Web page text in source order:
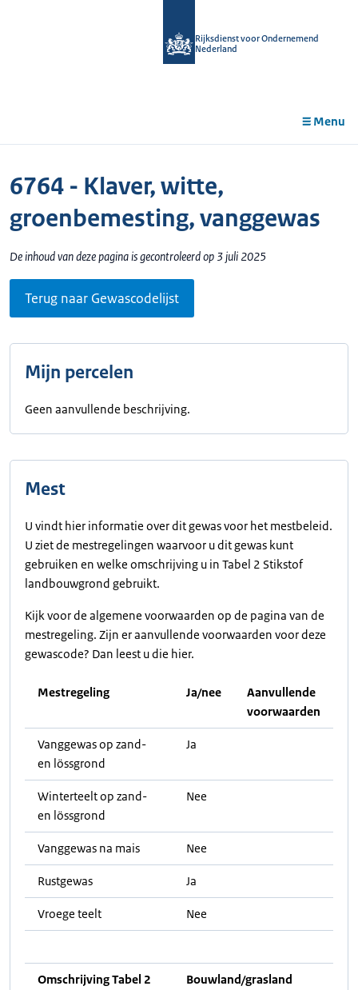
Rijksdienst voor Ondernemend
Nederland
Menu
6764 - Klaver, witte,
groenbemesting, vanggewas
De inhoud van deze pagina is gecontroleerd op 3 juli 2025
Terug naar Gewascodelijst
Mijn percelen
Geen aanvullende beschrijving.
Mest
U vindt hier informatie over dit gewas voor het mestbeleid.
U ziet de mestregelingen waarvoor u dit gewas kunt
gebruiken en welke omschrijving u in Tabel 2 Stikstof
landbouwgrond gebruikt.
Kijk voor de algemene voorwaarden op de pagina van de
mestregeling. Zijn er aanvullende voorwaarden voor deze
gewascode? Dan leest u die hier.
Mestregeling Ja/nee
Aanvullende
voorwaarden
Vanggewas op zand-
en lössgrond
Ja
Winterteelt op zand-
en lössgrond
Nee
Vanggewas na mais Nee
Rustgewas Ja
Vroege teelt Nee
Omschrijving Tabel 2
Bouwland/grasland